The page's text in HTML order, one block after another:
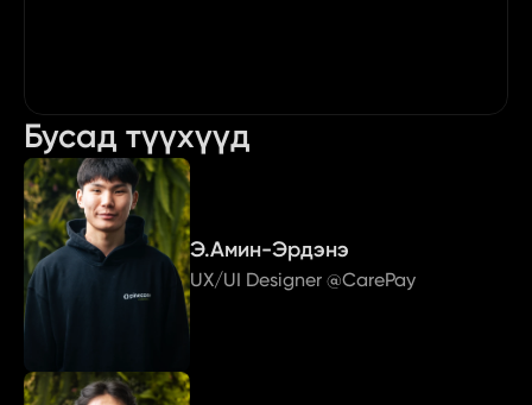
Бусад түүхүүд
Э.Амин-Эрдэнэ
UX/UI Designer @CarePay